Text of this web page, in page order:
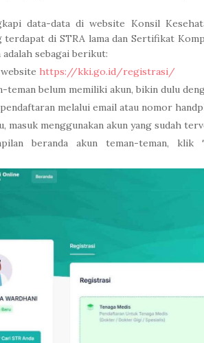
data-data di website Konsil
terdapat di STRA lama dan Sertifikat
adalah sebagai berikut:
https://kki.go.id/registrasi/
teman belum memiliki akun, bikin dulu
melalui email atau nomor
masuk menggunakan akun yang sudah
beranda akun teman-teman, klik